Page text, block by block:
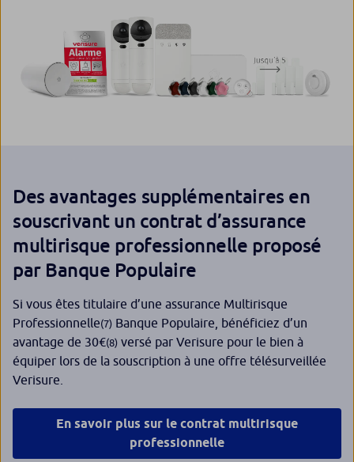
Des avantages supplémentaires en
souscrivant un contrat d’assurance
multirisque professionnelle proposé
par Banque Populaire
Si vous êtes titulaire d’une assurance Multirisque
Professionnelle(7) Banque Populaire, bénéficiez d’un
avantage de 30€(8) versé par Verisure pour le bien à
équiper lors de la souscription à une offre télésurveillée
Verisure.
En savoir plus sur le contrat multirisque
professionnelle